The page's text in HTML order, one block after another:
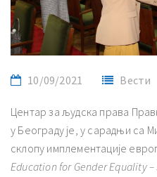
10/09/2021 Вести
Центар за људска права
у Београду је, у сарадњи са
склопу имплементације
Education for Gender Equality